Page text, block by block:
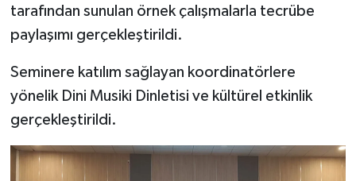
tarafından sunulan örnek çalışmalarla tecrübe
paylaşımı gerçekleştirildi.
Seminere katılım sağlayan koordinatörlere
yönelik Dini Musiki Dinletisi ve kültürel etkinlik
gerçekleştirildi.
Kilis Müftülüğü
Kırklareli Müftülüğü
Kırşehir Müftülüğü
Kocaeli Müftülüğü